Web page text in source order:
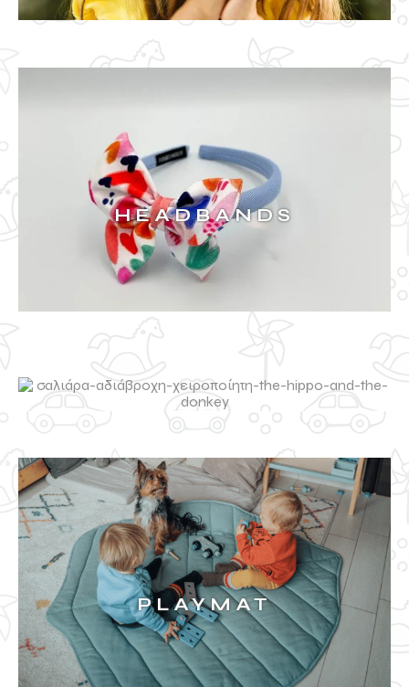
HEADBANDS
BIBS
PLAYMAT
ΔΕΙΤΑ ΠΕΡΙΣΣΟΤΕΡΑ